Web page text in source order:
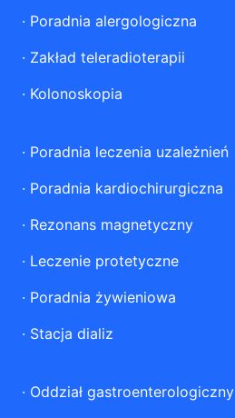
· Poradnia alergologiczna
· Zakład teleradioterapii
· Kolonoskopia
· Poradnia leczenia uzależnień
· Poradnia kardiochirurgiczna
· Rezonans magnetyczny
· Leczenie protetyczne
· Poradnia żywieniowa
· Stacja dializ
· Oddział gastroenterologiczny